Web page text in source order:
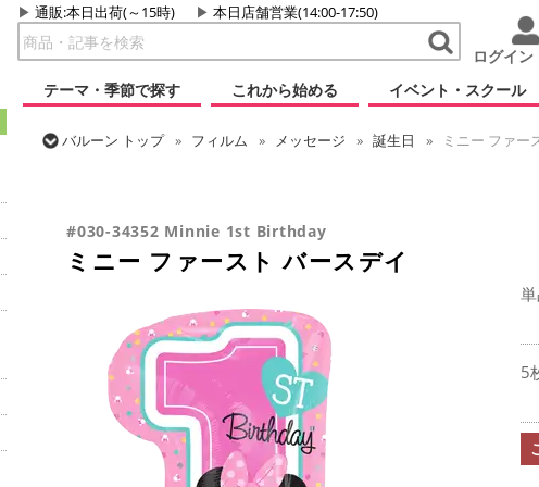
通販:本日出荷(～15時) 本日店舗営業(14:00-17:50)
ログイン
テーマ・季節で探す
これから始める イベント・スクール
バルーン トップ フィルム メッセージ 誕生日
ミニー ファー
#030-34352 Minnie 1st Birthday
ミニー ファースト バースデイ
5